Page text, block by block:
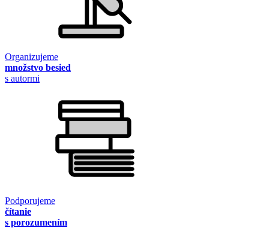
Organizujeme
množstvo besied
s autormi
Podporujeme
čítanie
s porozumením